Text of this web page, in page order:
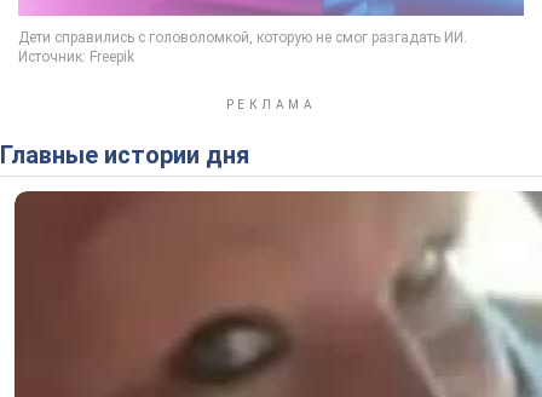
Главные истории дня